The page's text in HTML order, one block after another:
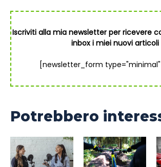
Iscriviti alla mia newsletter per ricevere
inbox i miei nuovi articoli
[newsletter_form type="minimal"
Potrebbero